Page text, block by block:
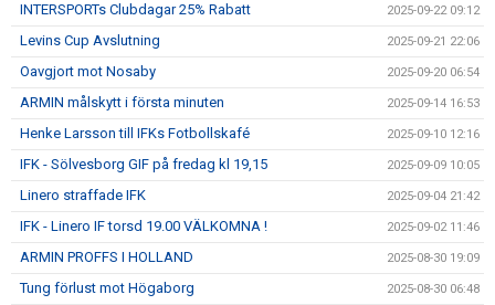
INTERSPORTs Clubdagar 25% Rabatt 2025-09-22 09:12
Levins Cup Avslutning 2025-09-21 22:06
Oavgjort mot Nosaby 2025-09-20 06:54
ARMIN målskytt i första minuten 2025-09-14 16:53
Henke Larsson till IFKs Fotbollskafé 2025-09-10 12:16
IFK - Sölvesborg GIF på fredag kl 19,15 2025-09-09 10:05
Linero straffade IFK 2025-09-04 21:42
IFK - Linero IF torsd 19.00 VÄLKOMNA ! 2025-09-02 11:46
ARMIN PROFFS I HOLLAND 2025-08-30 19:09
Tung förlust mot Högaborg 2025-08-30 06:48